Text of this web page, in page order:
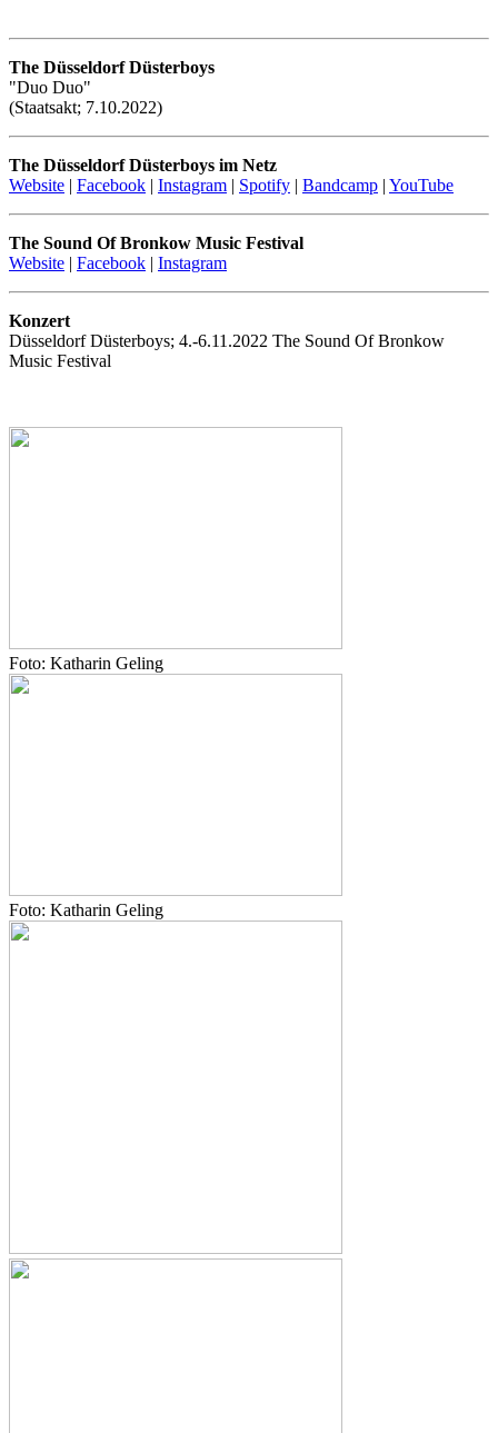
The Düsseldorf Düsterboys
"Duo Duo"
(Staatsakt; 7.10.2022)
The Düsseldorf Düsterboys im Netz
Website | Facebook | Instagram | Spotify | Bandcamp | YouTube
The Sound Of Bronkow Music Festival
Website | Facebook | Instagram
Konzert
Düsseldorf Düsterboys; 4.-6.11.2022 The Sound Of Bronkow
Music Festival
Foto: Katharin Geling
Foto: Katharin Geling